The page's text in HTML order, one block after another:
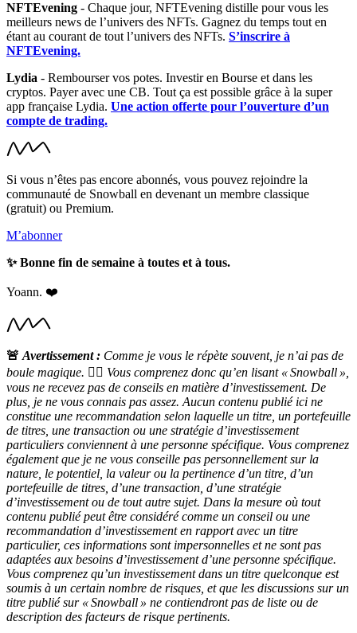
NFTEvening - Chaque jour, NFTEvening distille pour vous les
meilleurs news de l’univers des NFTs. Gagnez du temps tout en
étant au courant de tout l’univers des NFTs. S’inscrire à
NFTEvening.
Lydia - Rembourser vos potes. Investir en Bourse et dans les
cryptos. Payer avec une CB. Tout ça est possible grâce à la super
app française Lydia. Une action offerte pour l’ouverture d’un
compte de trading.
Si vous n’êtes pas encore abonnés, vous pouvez rejoindre la
communauté de Snowball en devenant un membre classique
(gratuit) ou Premium.
M’abonner
✨ Bonne fin de semaine à toutes et à tous.
Yoann. ❤️
🚨 Avertissement : Comme je vous le répète souvent, je n’ai pas de
boule magique. 🧙‍♀️ Vous comprenez donc qu’en lisant « Snowball »,
vous ne recevez pas de conseils en matière d’investissement. De
plus, je ne vous connais pas assez. Aucun contenu publié ici ne
constitue une recommandation selon laquelle un titre, un portefeuille
de titres, une transaction ou une stratégie d’investissement
particuliers conviennent à une personne spécifique. Vous comprenez
également que je ne vous conseille pas personnellement sur la
nature, le potentiel, la valeur ou la pertinence d’un titre, d’un
portefeuille de titres, d’une transaction, d’une stratégie
d’investissement ou de tout autre sujet. Dans la mesure où tout
contenu publié peut être considéré comme un conseil ou une
recommandation d’investissement en rapport avec un titre
particulier, ces informations sont impersonnelles et ne sont pas
adaptées aux besoins d’investissement d’une personne spécifique.
Vous comprenez qu’un investissement dans un titre quelconque est
soumis à un certain nombre de risques, et que les discussions sur un
titre publié sur « Snowball » ne contiendront pas de liste ou de
description des facteurs de risque pertinents.